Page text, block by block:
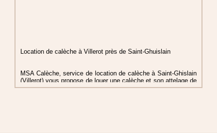
(Villerot) vous propose de louer une calèche et son attelage de
chevaux pour tous vos événements : mariage, anniversaire,
fête communale, baptême, communion, etc... N'hésitez pas à